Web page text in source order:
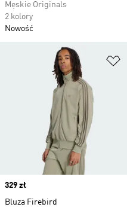
Męskie Originals
2 kolory
Nowość
Price
329 zł
Bluza Firebird